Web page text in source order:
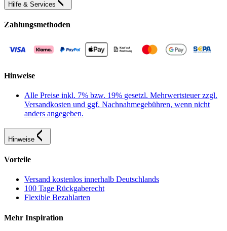
Hilfe & Services
Zahlungsmethoden
Hinweise
Alle Preise inkl. 7% bzw. 19% gesetzl. Mehrwertsteuer zzgl.
Versandkosten und ggf. Nachnahmegebühren, wenn nicht
anders angegeben.
Hinweise
Vorteile
Versand kostenlos innerhalb Deutschlands
100 Tage Rückgaberecht
Flexible Bezahlarten
Mehr Inspiration